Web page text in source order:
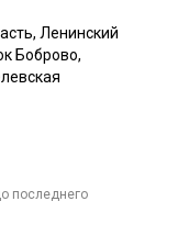
Ленинский
Боброво,
последнего